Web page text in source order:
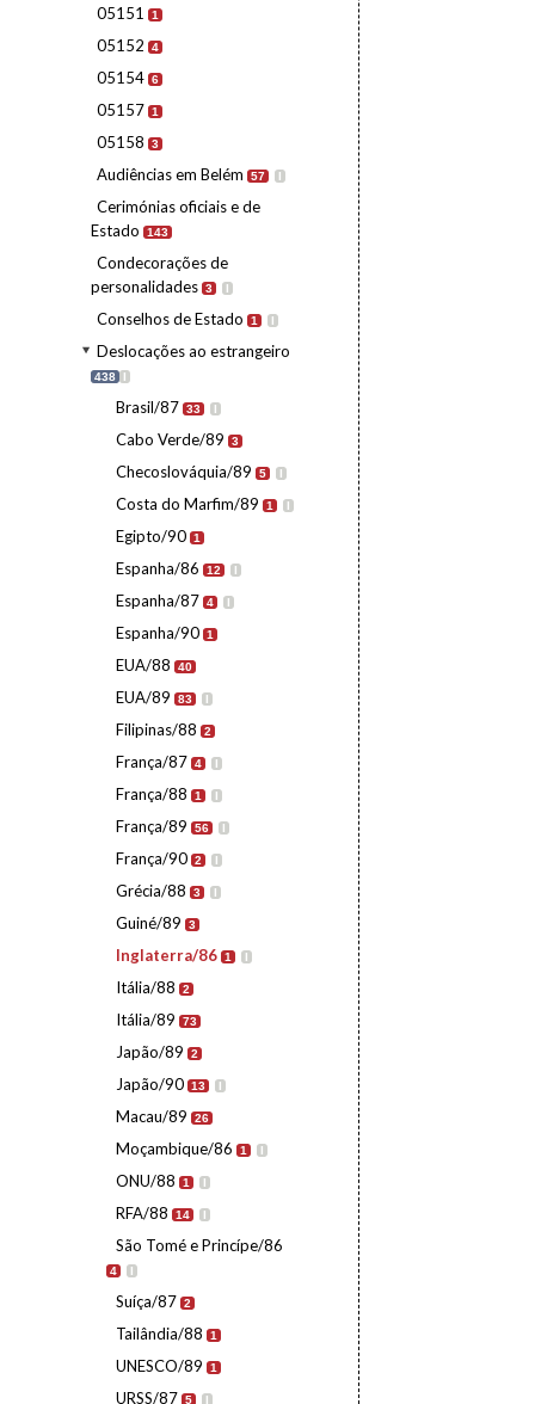
05151 1
05152 4
05154 6
05157 1
05158 3
Audiências em Belém 57 I
Cerimónias oficiais e de
Estado
143
Condecorações de
personalidades 3 I
Conselhos de Estado 1 I
Deslocações ao estrangeiro
438 I
Brasil/87 33 I
Cabo Verde/89 3
Checoslováquia/89 5 I
Costa do Marfim/89 1 I
Egipto/90 1
Espanha/86 12 I
Espanha/87 4 I
Espanha/90 1
EUA/88 40
EUA/89 83 I
Filipinas/88 2
França/87 4 I
França/88 1 I
França/89 56 I
França/90 2 I
Grécia/88 3 I
Guiné/89 3
Inglaterra/86 1 I
Itália/88 2
Itália/89 73
Japão/89 2
Japão/90 13 I
Macau/89 26
Moçambique/86 1 I
ONU/88 1 I
RFA/88 14 I
São Tomé e Princípe/86
4 I
Suíça/87 2
Tailândia/88 1
UNESCO/89 1
URSS/87 5 I